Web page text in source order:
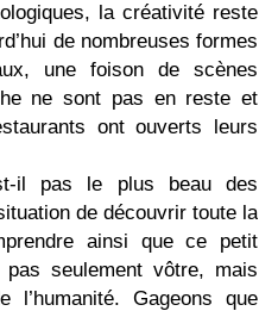
la créativité reste
de nombreuses formes
une foison de scènes
ne sont pas en reste et
ont ouverts leurs
il pas le plus beau des
de découvrir toute la
ainsi que ce petit
seulement vôtre, mais
Gageons que